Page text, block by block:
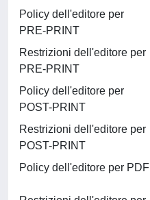
Policy dell'editore per
PRE-PRINT
Restrizioni dell'editore per
PRE-PRINT
Policy dell'editore per
POST-PRINT
Restrizioni dell'editore per
POST-PRINT
Policy dell'editore per PDF